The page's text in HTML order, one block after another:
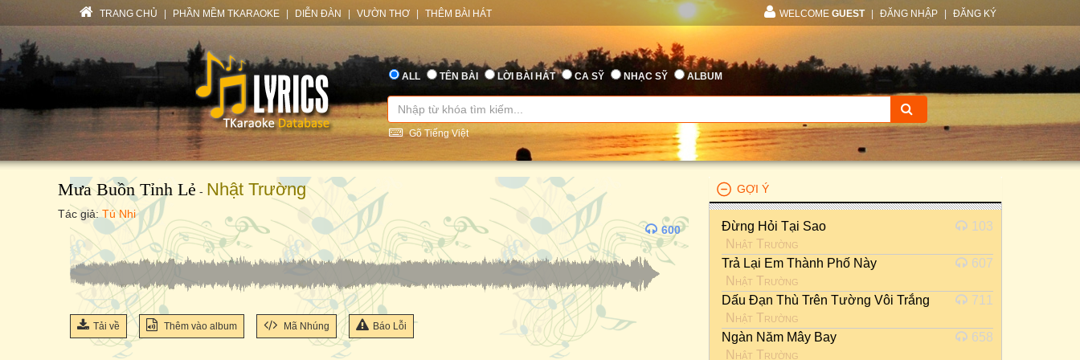
TRANG CHỦ PHẦN MỀM TKARAOKE DIỄN ĐÀN VƯỜN THƠ THÊM BÀI HÁT WELCOME GUEST ĐĂNG NHẬP ĐĂNG KÝ
ALL TÊN BÀI LỜI BÀI HÁT CA SỸ NHẠC SỸ ALBUM
Gõ Tiếng Việt
Mưa Buồn Tỉnh Lẻ - Nhật Trường
Tác giả: Tú Nhi
600
Tải về Thêm vào album Mã Nhúng Báo Lỗi
GỢI Ý
Đừng Hỏi Tại Sao
Nhật Trường
103
Trả Lại Em Thành Phố Này
Nhật Trường
607
Dấu Đạn Thù Trên Tường Vôi Trắng
Nhật Trường
711
Ngàn Năm Mây Bay
Nhật Trường
658